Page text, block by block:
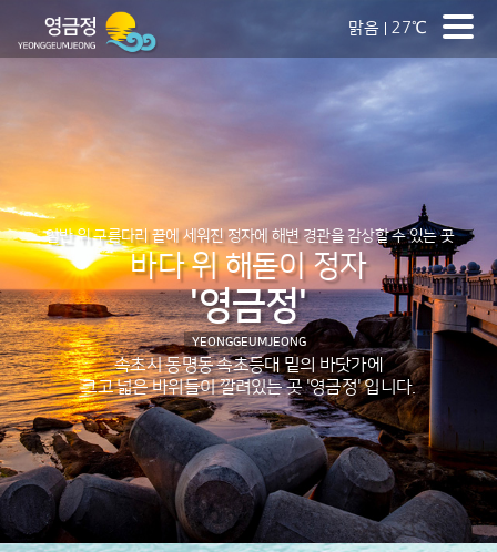
맑음 27℃
암반 위 구름다리 끝에 세워진 정자에 해변 경관을 감상할 수 있는 곳
바다 위 해돋이 정자
'영금정'
YEONGGEUMJEONG
속초시 동명동 속초등대 밑의 바닷가에
크고 넓은 바위들이 깔려있는 곳 '영금정' 입니다.